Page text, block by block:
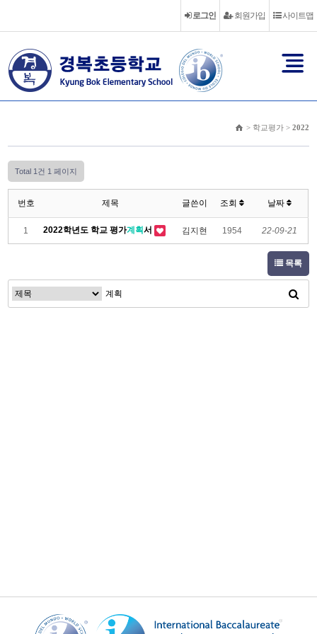
사이트맵
회원가입
로그인
> 학교평가 > 2022
Total 1건 1 페이지
번호 제목 글쓴이 조회 날짜
1 2022학년도 학교 평가계획서 김지현 1954 22-09-21
목록